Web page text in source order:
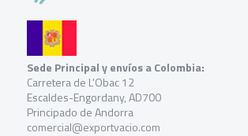
Sede Principal y envíos a Colombia:
Carretera de L'Obac 12
Escaldes-Engordany, AD700
Principado de Andorra
comercial@exportvacio.com